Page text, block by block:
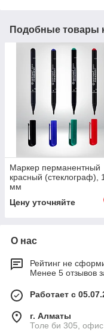
Подобные товары
Маркер перманентный
красный (стеклограф),
мм
Цену уточняйте
О нас
Рейтинг не
Менее 5 отзывов
Работает с
г. Алматы
Толе би 305,